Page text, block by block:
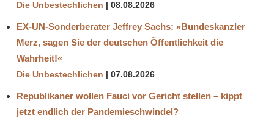
Die Unbestechlichen 08.08.2026
EX-UN-Sonderberater Jeffrey Sachs: »Bundeskanzler
Merz, sagen Sie der deutschen Öffentlichkeit die
Wahrheit!«
Die Unbestechlichen 07.08.2026
Republikaner wollen Fauci vor Gericht stellen – kippt
jetzt endlich der Pandemieschwindel?